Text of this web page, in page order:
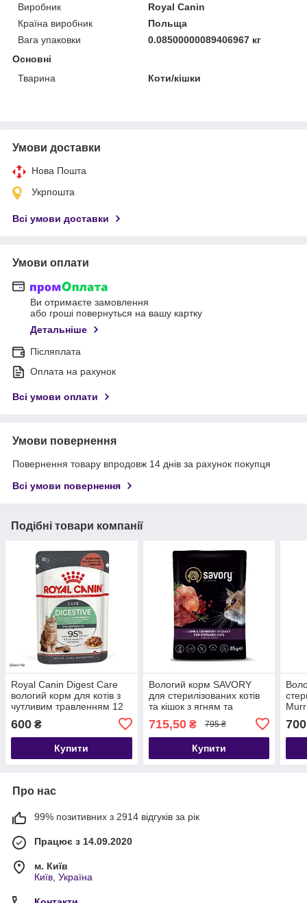
Виробник
Royal Canin
Країна виробник
Польща
Вага упаковки
0.08500000089406967 кг
Основні
Тварина
Коти/кішки
Умови доставки
Нова Пошта
Укрпошта
Всі умови доставки
Умови оплати
Ви отримаєте замовлення
або гроші повернуться на вашу картку
Детальніше
Післяплата
Оплата на рахунок
Всі умови оплати
Умови повернення
Повернення товару впродовж 14 днів за рахунок покупця
Всі умови повернення
Подібні товари компанії
Royal Canin Digest Care
вологий корм для котів з
чутливим травленням 12
600 ₴
Купити
Вологий корм SAVORY
для стерилізованих котів
та кішок з ягням та
22шт
715,50₴ 795 ₴
Купити
г
700
Про нас
99% позитивних з 2914 відгуків за рік
Працює з 14.09.2020
м. Київ
Київ, Україна